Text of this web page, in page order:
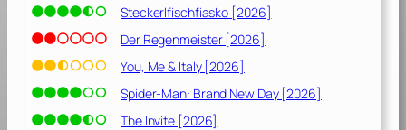
Steckerlfischfiasko [2026]
Der Regenmeister [2026]
You, Me & Italy [2026]
Spider-Man: Brand New Day [2026]
The Invite [2026]